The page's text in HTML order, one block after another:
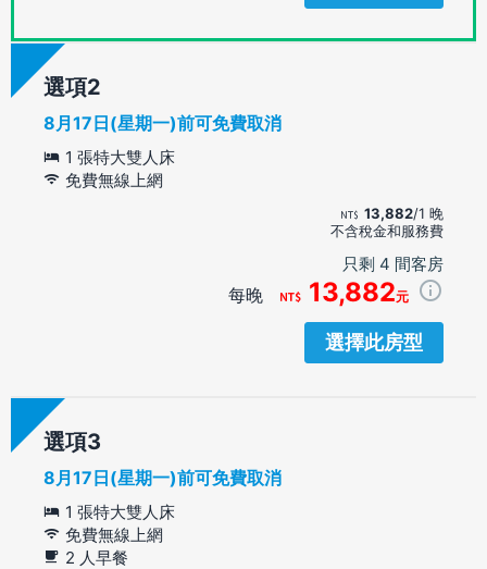
選項
8月17日(星期一)前可免費取消
1 張特大雙人床
免費無線上網
13,882/1 晚
不含稅金和服務費
只剩 4 間客房
每晚 13,882元
選擇此房型
選項
8月17日(星期一)前可免費取消
1 張特大雙人床
免費無線上網
2 人早餐